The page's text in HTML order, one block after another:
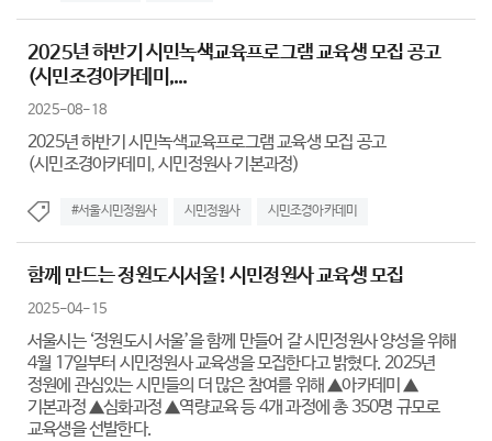
2025년 하반기 시민녹색교육프로그램 교육생 모집 공고
(시민조경아카데미,...
2025-08-18
2025년 하반기 시민녹색교육프로그램 교육생 모집 공고
(시민조경아카데미, 시민정원사 기본과정)
#서울시민정원사 시민정원사 시민조경아카데미
함께 만드는 정원도시서울! 시민정원사 교육생 모집
2025-04-15
서울시는 ‘정원도시 서울’을 함께 만들어 갈 시민정원사 양성을 위해
4월 17일부터 시민정원사 교육생을 모집한다고 밝혔다. 2025년
정원에 관심있는 시민들의 더 많은 참여를 위해 ▲아카데미 ▲
기본과정 ▲심화과정 ▲역량교육 등 4개 과정에 총 350명 규모로
교육생을 선발한다.